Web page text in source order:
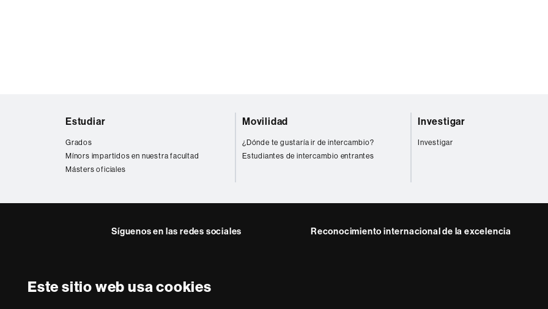
Este sitio web usa cookies
Estudiar
Grados
Mínors impartidos en nuestra facultad
Másters oficiales
Movilidad
¿Dónde te gustaría ir de intercambio?
Estudiantes de intercambio entrantes
Investigar
Investigar
Síguenos en las redes sociales Reconocimiento internacional de la excelencia
Sobre